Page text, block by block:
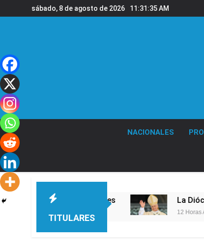
al
sábado, 8 de agosto de 2026 11:31:36 AM
NACIONALES
TITULARES
la sede de Quilmes La Diócesis de
12 Horas Atrás